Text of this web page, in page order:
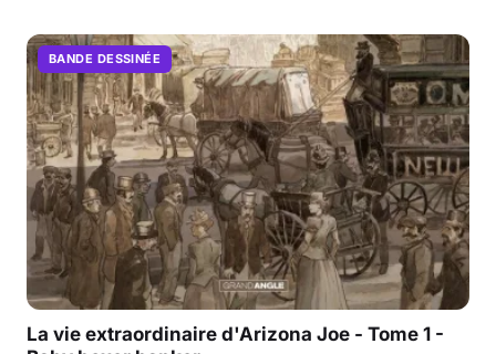
BANDE DESSINÉE
La vie extraordinaire d'Arizona Joe - Tome 1 -